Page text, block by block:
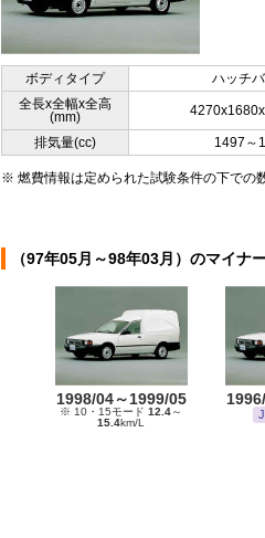
ボディタイプ ハッチ
全長x全幅x全高
(mm)
排気量(cc) 1497～
※ 燃費情報は定められた試験条件の下での
（97年05月～98年03月）のマイナ
1998/04～1999/05
※ 10・15モード 12.4～
15.4km/L